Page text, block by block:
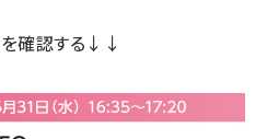
を確認する↓↓